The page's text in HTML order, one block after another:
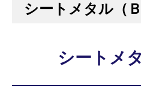
シートメタル（Ｂ
シートメ